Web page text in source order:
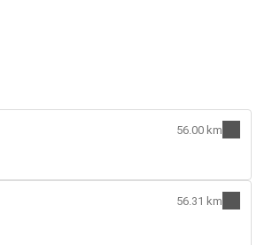
56.00 km
56.31 km